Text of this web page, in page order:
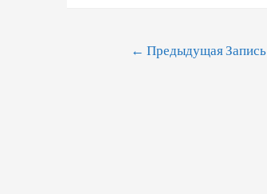
← Предыдущая Запись